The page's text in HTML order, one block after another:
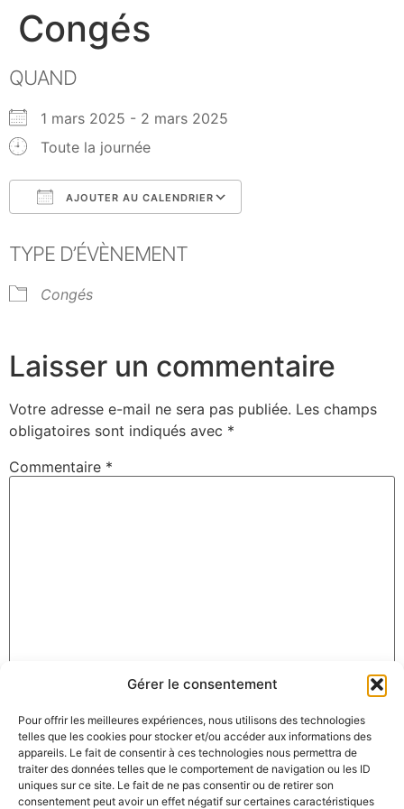
Gérer le consentement
Pour offrir les meilleures expériences, nous utilisons des technologies
telles que les cookies pour stocker et/ou accéder aux informations des
appareils. Le fait de consentir à ces technologies nous permettra de
traiter des données telles que le comportement de navigation ou les ID
uniques sur ce site. Le fait de ne pas consentir ou de retirer son
consentement peut avoir un effet négatif sur certaines caractéristiques
Congés
QUAND
1 mars 2025 - 2 mars 2025
Toute la journée
AJOUTER AU CALENDRIER
TYPE D’ÉVÈNEMENT
Congés
Laisser un commentaire
Votre adresse e-mail ne sera pas publiée. Les champs
obligatoires sont indiqués avec *
Commentaire *
E-mail*